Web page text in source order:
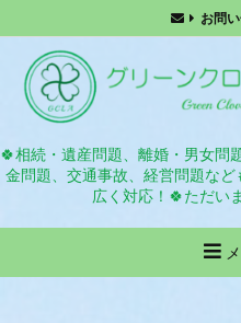
🍀相続・遺産問題、離婚・男女問
金問題、交通事故、経営問題な
広く対応！🍀ただい
お問